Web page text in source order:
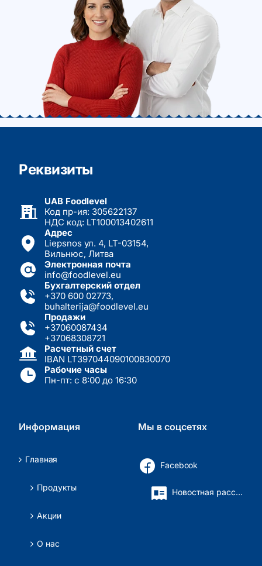
Реквизиты
UAB Foodlevel
Код пр-ия: 305622137
НДС код: LT100013402611
Адрес
Liepsnos ул. 4, LT-03154,
Вильнюс, Литва
Электронная почта
info@foodlevel.eu
Бухгалтерский отдел
+370 600 02773,
buhalterija@foodlevel.eu
Продажи
+37060087434
+37068308721
Расчетный счет
IBAN LT397044090100830070
Рабочие часы
Пн-пт: с 8:00 до 16:30
Информация
Главная
Продукты
Акции
О нас
Мы в соцсетях
Facebook
Новостная рассылка